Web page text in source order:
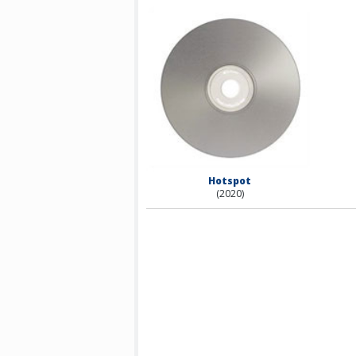
Hotspot
(2020)